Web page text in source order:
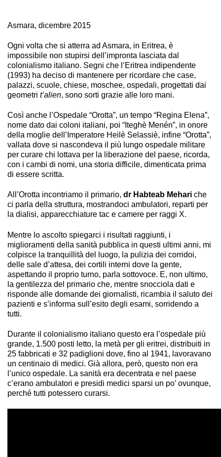
Asmara, dicembre 2015
Ogni volta che si atterra ad Asmara, in Eritrea, è
impossibile non stupirsi dell’impronta lasciata dal
colonialismo italiano. Segni che l’Eritrea indipendente
(1993) ha deciso di mantenere per ricordare che case,
palazzi, scuole, chiese, moschee, ospedali, progettati dai
geometri t’alien, sono sorti grazie alle loro mani.
Così anche l’Ospedale “Orotta”, un tempo “Regina Elena”,
nome dato dai coloni italiani, poi “Iteghè Menén”, in onore
della moglie dell’Imperatore Heilè Selassiè, infine “Orotta”,
vallata dove si nascondeva il più lungo ospedale militare
per curare chi lottava per la liberazione del paese, ricorda,
con i cambi di nomi, una storia difficile, dimenticata prima
di essere scritta.
All’Orotta incontriamo il primario, dr Habteab Mehari che
ci parla della struttura, mostrandoci ambulatori, reparti per
la dialisi, apparecchiature tac e camere per raggi X.
Mentre lo ascolto spiegarci i risultati raggiunti, i
miglioramenti della sanità pubblica in questi ultimi anni, mi
colpisce la tranquillità del luogo, la pulizia dei corridoi,
delle sale d’attesa, dei cortili interni dove la gente,
aspettando il proprio turno, parla sottovoce. E, non ultimo,
la gentilezza del primario che, mentre snocciola dati e
risponde alle domande dei giornalisti, ricambia il saluto dei
pazienti e s’informa sull’esito degli esami, sorridendo a
tutti.
Durante il colonialismo italiano questo era l’ospedale più
grande, 1.500 posti letto, la metà per gli eritrei, distribuiti in
25 fabbricati e 32 padiglioni dove, fino al 1941, lavoravano
un centinaio di medici. Già allora, però, questo non era
l’unico ospedale. La sanità era decentrata e nel paese
c’erano ambulatori e presidi medici sparsi un po’ ovunque,
perché tutti potessero curarsi.